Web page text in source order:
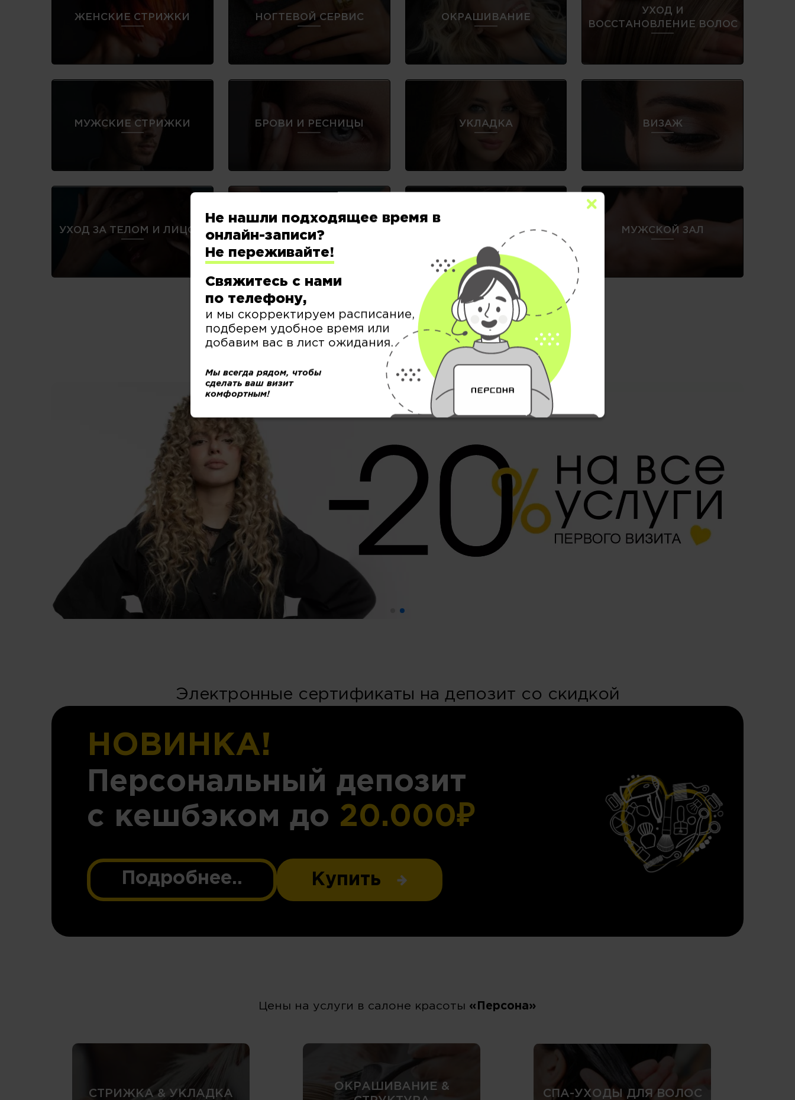
ЖЕНСКИЕ СТРИЖКИ НОГТЕВОЙ СЕРВИС ОКРАШИВАНИЕ
УХОД И
ВОССТАНОВЛЕНИЕ ВОЛОС
МУЖСКИЕ СТРИЖКИ БРОВИ И РЕСНИЦЫ УКЛАДКА ВИЗАЖ
УХОД ЗА ТЕЛОМ И ЛИЦОМ ЭПИЛЯЦИЯ
ПОДРОСТКОВЫЕ
СТРИЖКИ
МУЖСКОЙ ЗАЛ
Акции в салоне «Персона»
Электронные сертификаты на депозит со скидкой
НОВИНКА!
Персональный депозит
с кешбэком до 20.000₽
Подробнее.. Купить
Цены на услуги в салоне красоты «Персона»
СТРИЖКА & УКЛАДКА
ОКРАШИВАНИЕ &
СПА-УХОДЫ ДЛЯ ВОЛОС
Не нашли подходящее время в
онлайн-записи?
Не переживайте!
Свяжитесь с нами
по телефону,
и мы скорректируем расписание,
подберем удобное время или
добавим вас в лист ожидания.
Мы всегда рядом, чтобы
сделать ваш визит
комфортным!